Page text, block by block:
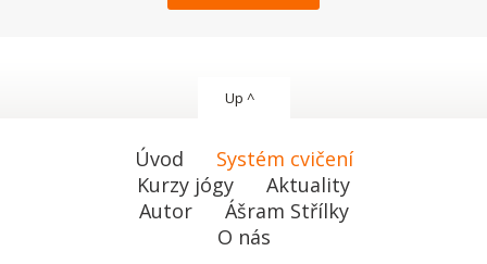
Up ^
Úvod
Systém cvičení
Kurzy jógy
Aktuality
Autor
Ášram Střílky
O nás